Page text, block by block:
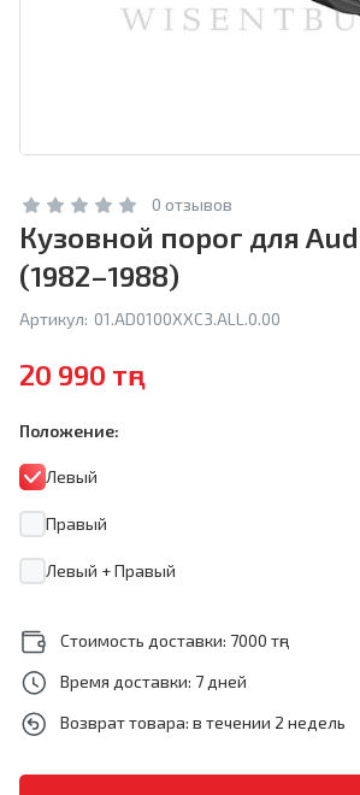
0 отзывов
Кузовной порог для
(1982–1988)
Артикул: 01.AD0100XXC3.ALL.0.00
20 990 тңг
Положение:
Левый
Правый
Левый + Правый
Стоимость доставки: 7000 тңг
Время доставки: 7 дней
Возврат товара: в течении 2 недель